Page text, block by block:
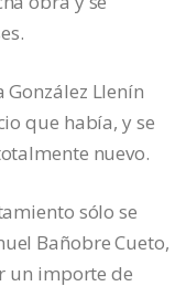
Llenín
que había, y se
nuevo.
sólo se
Bañobre Cueto,
un importe de